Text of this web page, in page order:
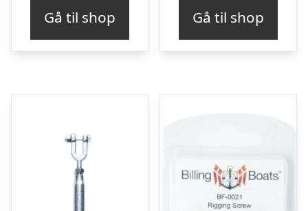
Gå til shop Gå til shop